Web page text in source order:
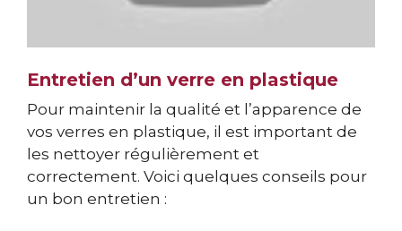
Entretien d’un verre en plastique
Pour maintenir la qualité et l’apparence de
vos verres en plastique, il est important de
les nettoyer régulièrement et
correctement. Voici quelques conseils pour
un bon entretien :